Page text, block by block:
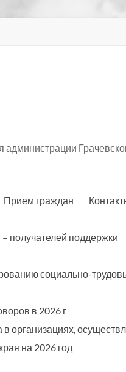
Прием граждан
получателей поддержки
социально-
в 2026 г
организациях,
на 2026 год